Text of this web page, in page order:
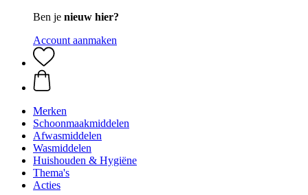
Ben je nieuw hier?
Account aanmaken
Merken
Schoonmaakmiddelen
Afwasmiddelen
Wasmiddelen
Huishouden & Hygiëne
Thema's
Acties